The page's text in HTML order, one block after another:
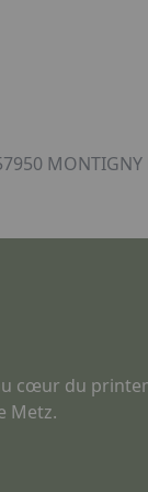
MONTIGNY
cœur du
Metz.